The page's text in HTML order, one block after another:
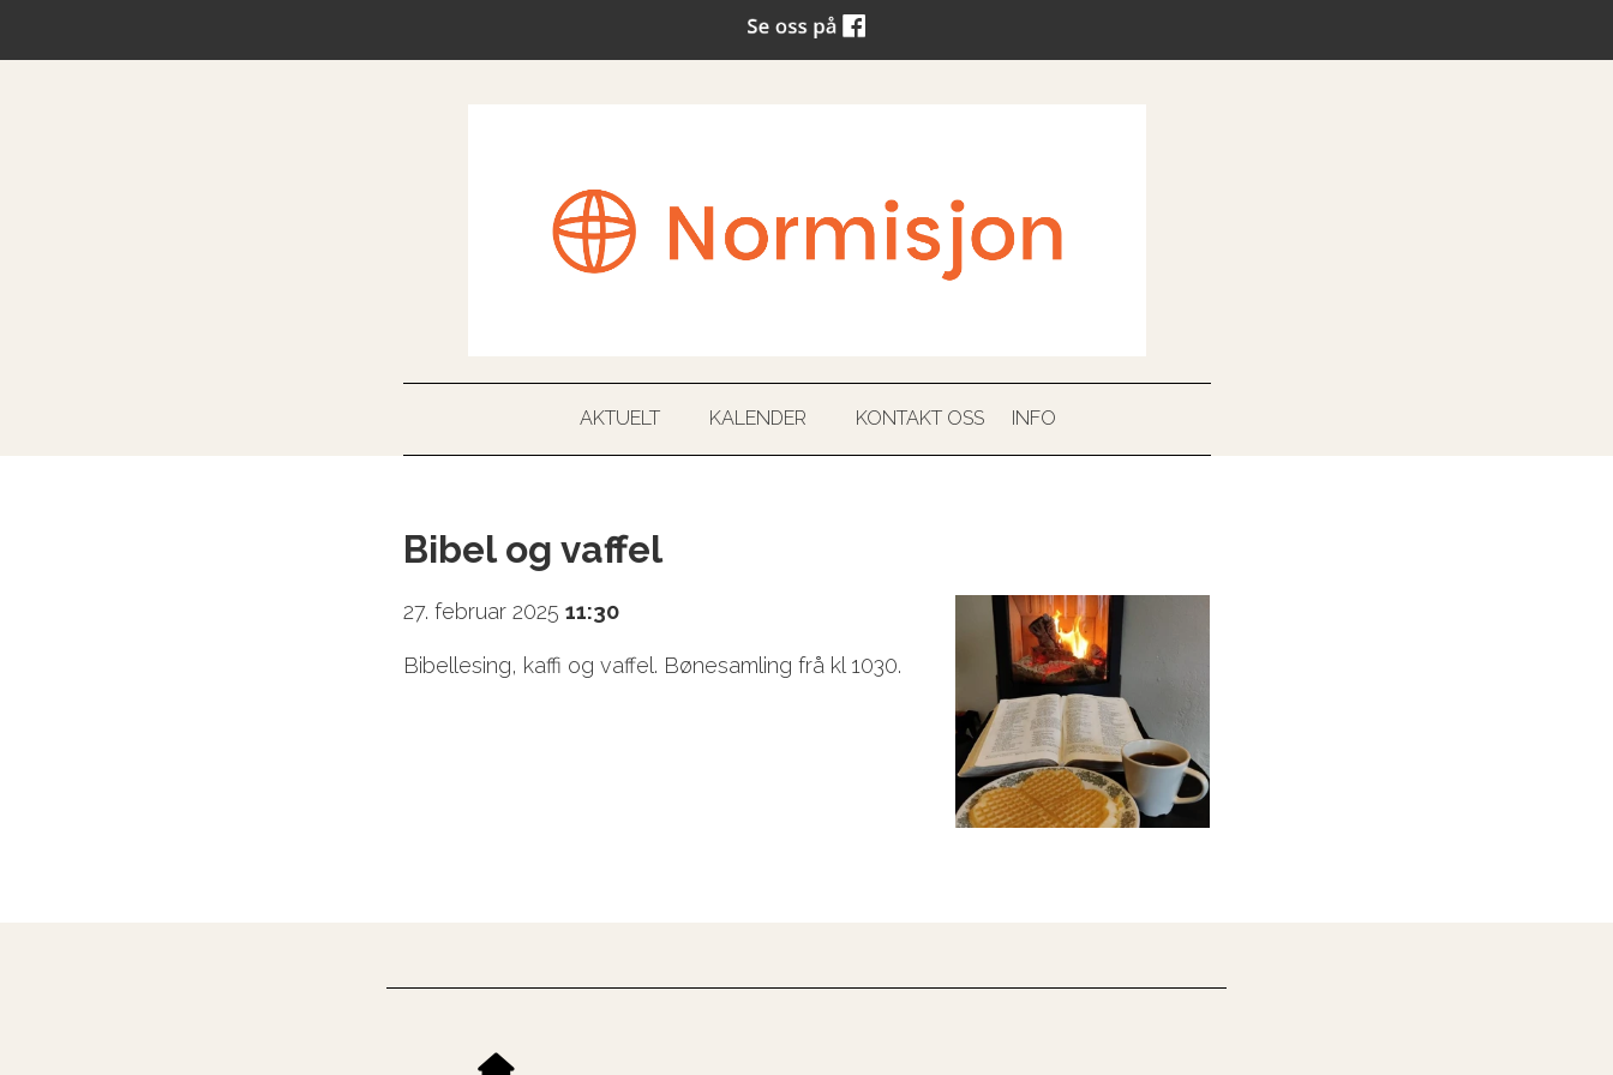
AKTUELT KALENDER KONTAKT OSS INFO
Bibel og vaffel
27. februar 2025 11:30
Bibellesing, kaffi og vaffel. Bønesamling frå kl 1030.